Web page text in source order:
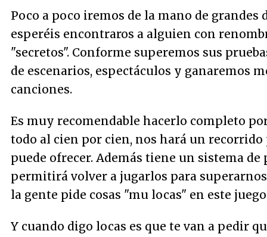
Poco a poco iremos de la mano de
esperéis encontraros a alguien con
"secretos". Conforme superemos sus
de escenarios, espectáculos y ganaremos
canciones.
Es muy recomendable hacerlo completo
todo al cien por cien, nos hará un
puede ofrecer. Además tiene un sistema
permitirá volver a jugarlos para
la gente pide cosas "mu locas" en este
Y cuando digo locas es que te van a pedir